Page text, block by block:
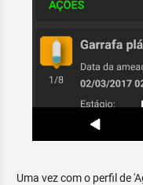
Uma vez com o perfil de